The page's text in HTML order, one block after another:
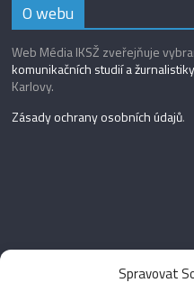
Spravovat
O webu
Web Média IKSŽ zveřejňuje
komunikačních studií a žurnalistiky
Karlovy.
Zásady ochrany osobních údajů.